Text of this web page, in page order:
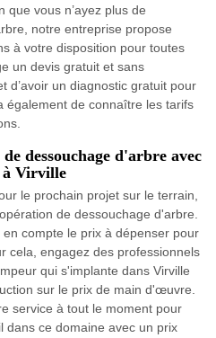
que vous n’ayez plus de
notre entreprise propose
à votre disposition pour toutes
un devis gratuit et sans
d’avoir un diagnostic gratuit pour
également de connaître les tarifs
dessouchage d'arbre avec
à Virville
le prochain projet sur le terrain,
de dessouchage d'arbre.
compte le prix à dépenser pour
cela, engagez des professionnels
qui s'implante dans Virville
sur le prix de main d'œuvre.
service à tout le moment pour
dans ce domaine avec un prix